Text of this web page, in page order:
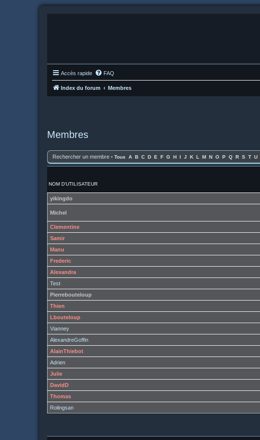
Accès rapide FAQ
Index du forum Membres
Membres
Rechercher un membre • Tous A B C D E F G H I J K L M N O P Q R S T U
NOM D’UTILISATEUR
yikingdo
Michel
Clementine
Samir
Manu
Frederic
Alexandra
Test
Pierrebouteloup
Thien
Lbouteloup
Vianney
AlexandreGoffin
AlainThiebot
Adrien
Julie
DavidD
Thomas
Rolingsan